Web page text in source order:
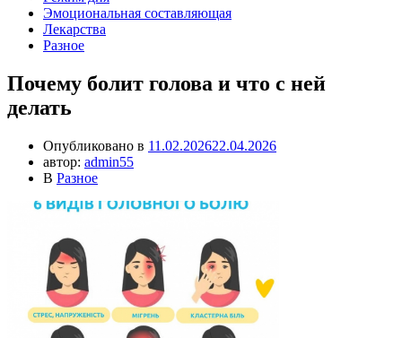
Эмоциональная составляющая
Лекарства
Разное
Почему болит голова и что с ней
делать
Опубликовано в 11.02.202622.04.2026
автор: admin55
В Разное